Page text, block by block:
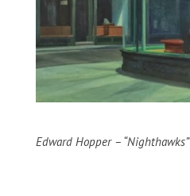
Edward Hopper – “Nighthawks”